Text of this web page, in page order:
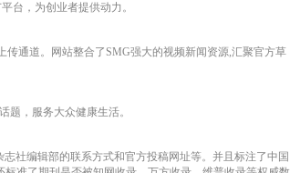
台，为创业者提供动力。
通道。网站整合了SMG强大的视频新闻资源,汇聚官方草
题，服务大众健康生活。
社编辑部的联系方式和官方投稿网址等。并且标注了中国